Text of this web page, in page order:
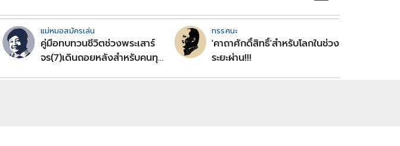
แม่หมอสมัครเล่น
คู่มือทบทวนชีวิตช่วงพระเสาร์
จร(7)เดินถอยหลังสำหรับคนทุก
ทรรศนะ
'คาถาศักดิ์สิทธิ์'สำหรับโลกในช่วง
ระยะผ่าน!!!